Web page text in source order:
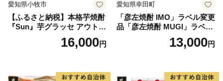
愛知県小牧市
【ふるさと納税】本格芋焼酎
『Sun』芋グラッセ アウトド
ア ソロキャンプ ベランピン
グ 巣ごもり 就労支援16,000円
愛知県幸田町
「彦左焼酎 IMO」ラベル変更
品「彦左焼酎 MUGI」ラベル
変更品 飲み比べ セット 合計
2本 720ml×各1本 25度 焼酎
13,000円